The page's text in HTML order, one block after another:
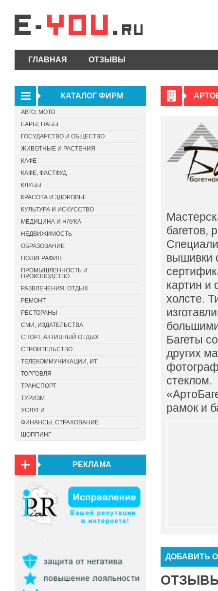
ГЛАВНАЯ ОТЗЫВЫ
багетов,
вышивки
картин и
холсте.
Багеты
других
стеклом.
рамок и
ДОБАВИТЬ
КАТАЛОГ ФИРМ
АВТО, МОТО
БАРЫ, ПАБЫ
ГОСУДАРСТВО И ОБЩЕСТВО
ЖИВОТНЫЕ И РАСТЕНИЯ
КАФЕ
КАФЕ, ФАСТФУД
КЛУБЫ
КРАСОТА И ЗДОРОВЬЕ
КУЛЬТУРА И ИСКУССТВО
МЕДИЦИНА И НАУКА
НЕДВИЖИМОСТЬ
ОБРАЗОВАНИЕ
ПОЛИГРАФИЯ
ПРОМЫШЛЕННОСТЬ И
ПРОИЗВОДСТВО
РАЗВЛЕЧЕНИЯ, ОТДЫХ
РЕМОНТ
РЕСТОРАНЫ
СМИ, ИЗДАТЕЛЬСТВА
СПОРТ, АКТИВНЫЙ ОТДЫХ
СТРОИТЕЛЬСТВО
ТЕЛЕКОММУНИКАЦИИ, ИТ
ТОРГОВЛЯ
ТРАНСПОРТ
ТУРИЗМ
УСЛУГИ
ФИНАНСЫ, СТРАХОВАНИЕ
ШОППИНГ
РЕКЛАМА